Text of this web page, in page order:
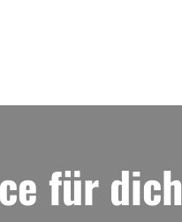
für dich